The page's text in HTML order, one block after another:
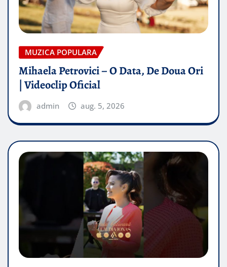
MUZICA POPULARA
Mihaela Petrovici – O Data, De Doua Ori
| Videoclip Oficial
admin aug. 5, 2026